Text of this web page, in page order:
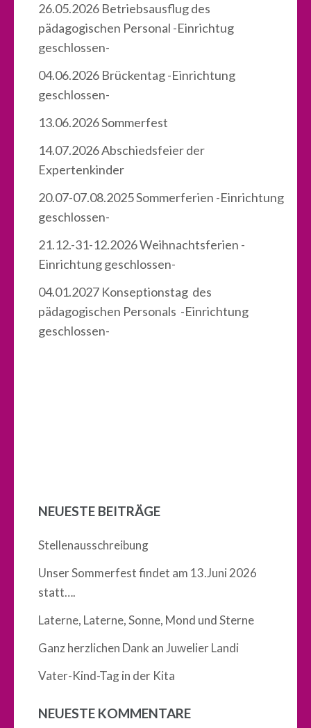
26.05.2026 Betriebsausflug des
pädagogischen Personal -Einrichtug
geschlossen-
04.06.2026 Brückentag -Einrichtung
geschlossen-
13.06.2026 Sommerfest
14.07.2026 Abschiedsfeier der
Expertenkinder
20.07-07.08.2025 Sommerferien -Einrichtung
geschlossen-
21.12.-31-12.2026 Weihnachtsferien -
Einrichtung geschlossen-
04.01.2027 Konseptionstag des
pädagogischen Personals -Einrichtung
geschlossen-
NEUESTE BEITRÄGE
Stellenausschreibung
Unser Sommerfest findet am 13.Juni 2026
statt….
Laterne, Laterne, Sonne, Mond und Sterne
Ganz herzlichen Dank an Juwelier Landi
Vater-Kind-Tag in der Kita
NEUESTE KOMMENTARE